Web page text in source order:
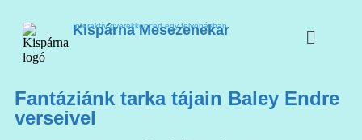
Kispárna Mesezenekar
Interaktív gyerekkoncert egy felvonásban
Fantáziánk tarka tájain Baley Endre
verseivel